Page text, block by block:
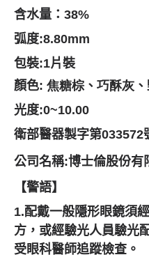
含水量： 38%
弧度:8.80mm
包裝:1片裝
顏色: 焦糖棕 、 巧酥灰 、
光度:0~10.00
衛部醫器製字第033572
公司名稱:博士倫股份有
【警語】
1.配戴一般隱形眼鏡須
方，或經驗光人員驗光
受眼科醫師追蹤檢查。